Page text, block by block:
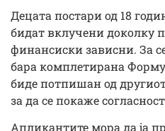
Децата постари од 18
бидат вклучени доколку
финансиски зависни. За
бара комплетирана
биде потпишан од
за да се покаже
Апликантите мора да ја